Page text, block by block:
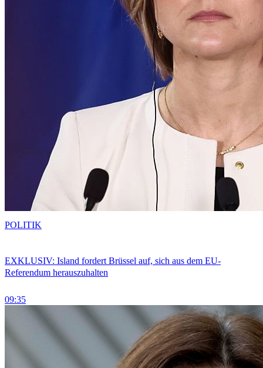
EXKLUSIV: Island fordert Brüssel auf, sich aus dem EU-
Referendum herauszuhalten
09:35
POLITIK